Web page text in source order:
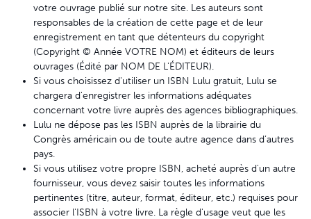
votre ouvrage publié sur notre site. Les auteurs sont
responsables de la création de cette page et de leur
enregistrement en tant que détenteurs du copyright
(Copyright © Année VOTRE NOM) et éditeurs de leurs
ouvrages (Édité par NOM DE L'ÉDITEUR).
Si vous choisissez d'utiliser un ISBN Lulu gratuit, Lulu se
chargera d'enregistrer les informations adéquates
concernant votre livre auprès des agences bibliographiques.
Lulu ne dépose pas les ISBN auprès de la librairie du
Congrès américain ou de toute autre agence dans d’autres
pays.
Si vous utilisez votre propre ISBN, acheté auprès d'un autre
fournisseur, vous devez saisir toutes les informations
pertinentes (titre, auteur, format, éditeur, etc.) requises pour
associer l'ISBN à votre livre. La règle d'usage veut que les